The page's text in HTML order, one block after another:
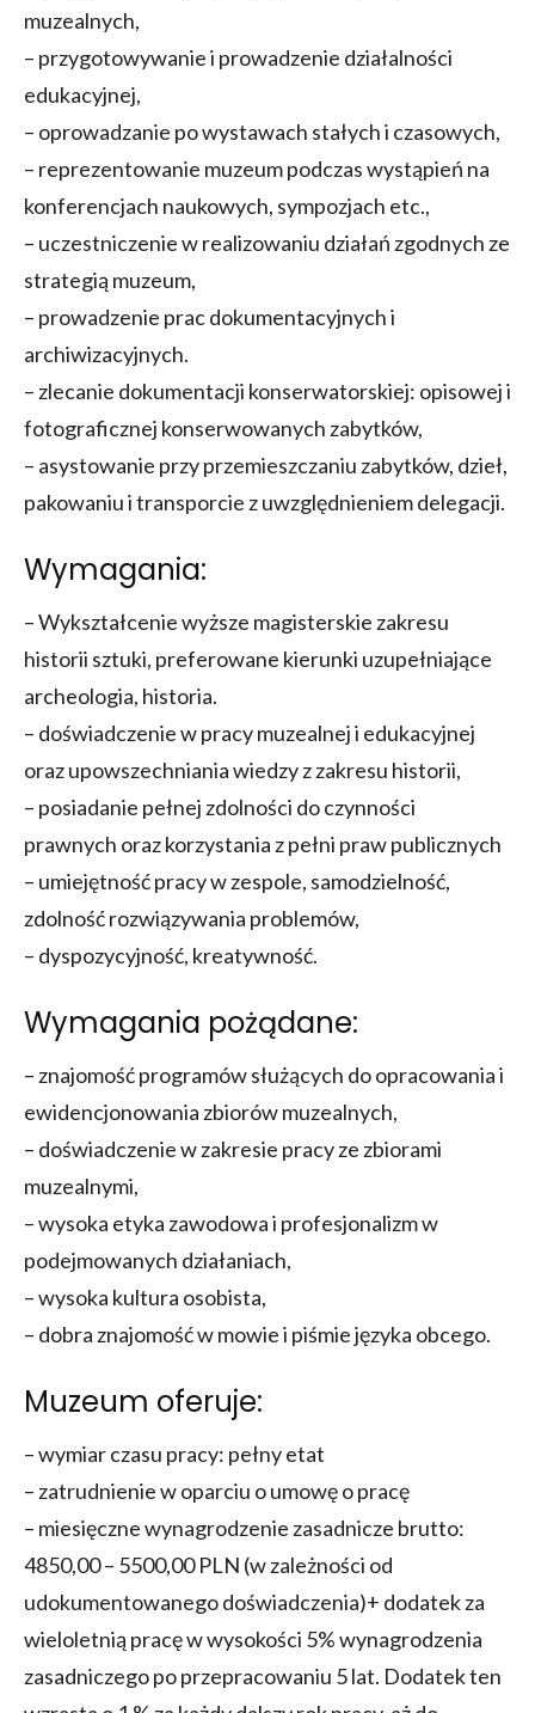
muzealnych,
– przygotowywanie i prowadzenie działalności
edukacyjnej,
– oprowadzanie po wystawach stałych i czasowych,
– reprezentowanie muzeum podczas wystąpień na
konferencjach naukowych, sympozjach etc.,
– uczestniczenie w realizowaniu działań zgodnych ze
strategią muzeum,
– prowadzenie prac dokumentacyjnych i
archiwizacyjnych.
– zlecanie dokumentacji konserwatorskiej: opisowej i
fotograficznej konserwowanych zabytków,
– asystowanie przy przemieszczaniu zabytków, dzieł,
pakowaniu i transporcie z uwzględnieniem delegacji.
Wymagania:
– Wykształcenie wyższe magisterskie zakresu
historii sztuki, preferowane kierunki uzupełniające
archeologia, historia.
– doświadczenie w pracy muzealnej i edukacyjnej
oraz upowszechniania wiedzy z zakresu historii,
– posiadanie pełnej zdolności do czynności
prawnych oraz korzystania z pełni praw publicznych
– umiejętność pracy w zespole, samodzielność,
zdolność rozwiązywania problemów,
– dyspozycyjność, kreatywność.
Wymagania pożądane:
– znajomość programów służących do opracowania i
ewidencjonowania zbiorów muzealnych,
– doświadczenie w zakresie pracy ze zbiorami
muzealnymi,
– wysoka etyka zawodowa i profesjonalizm w
podejmowanych działaniach,
– wysoka kultura osobista,
– dobra znajomość w mowie i piśmie języka obcego.
Muzeum oferuje:
– wymiar czasu pracy: pełny etat
– zatrudnienie w oparciu o umowę o pracę
– miesięczne wynagrodzenie zasadnicze brutto:
4850,00 – 5500,00 PLN (w zależności od
udokumentowanego doświadczenia)+ dodatek za
wieloletnią pracę w wysokości 5% wynagrodzenia
zasadniczego po przepracowaniu 5 lat. Dodatek ten